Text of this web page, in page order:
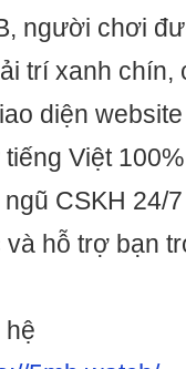
người chơi
trí xanh chín,
diện
Việt
CSKH 24/
và hỗ trợ bạn
hệ